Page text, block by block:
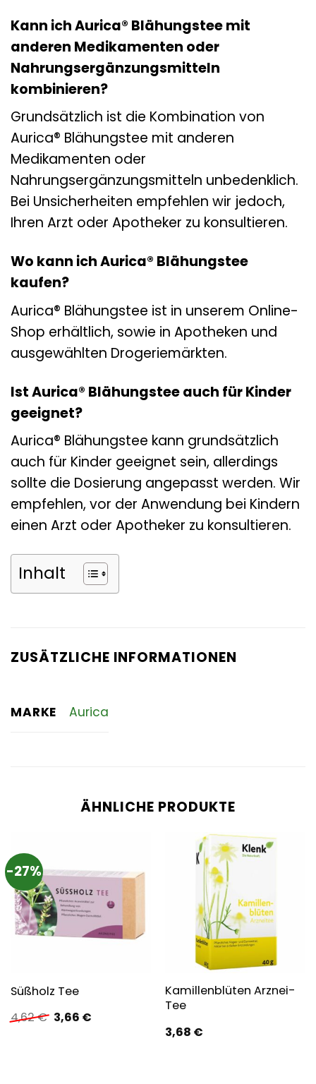
Kann ich Aurica® Blähungstee mit
anderen Medikamenten oder
Nahrungsergänzungsmitteln
kombinieren?
Grundsätzlich ist die Kombination von
Aurica® Blähungstee mit anderen
Medikamenten oder
Nahrungsergänzungsmitteln unbedenklich.
Bei Unsicherheiten empfehlen wir jedoch,
Ihren Arzt oder Apotheker zu konsultieren.
Wo kann ich Aurica® Blähungstee
kaufen?
Aurica® Blähungstee ist in unserem Online-
Shop erhältlich, sowie in Apotheken und
ausgewählten Drogeriemärkten.
Ist Aurica® Blähungstee auch für Kinder
geeignet?
Aurica® Blähungstee kann grundsätzlich
auch für Kinder geeignet sein, allerdings
sollte die Dosierung angepasst werden. Wir
empfehlen, vor der Anwendung bei Kindern
einen Arzt oder Apotheker zu konsultieren.
Inhalt
ZUSÄTZLICHE INFORMATIONEN
MARKE Aurica
ÄHNLICHE PRODUKTE
-27%
Süßholz Tee
4,62€ Ursprünglicher
Preis
3,66 €Aktueller
Kamillenblüten Arznei-
Tee
3,68 €